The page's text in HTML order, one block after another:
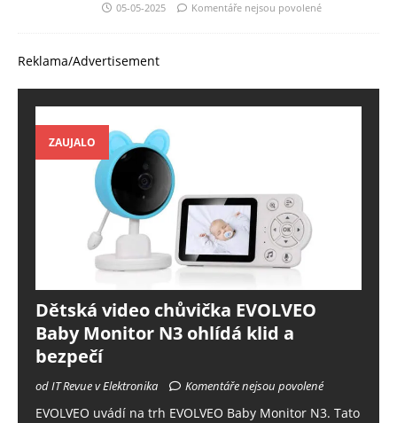
05-05-2025 Komentáře nejsou povolené
Reklama/Advertisement
ZAUJALO
Dětská video chůvička EVOLVEO
Baby Monitor N3 ohlídá klid a
bezpečí
od IT Revue v Elektronika Komentáře nejsou povolené
EVOLVEO uvádí na trh EVOLVEO Baby Monitor N3. Tato